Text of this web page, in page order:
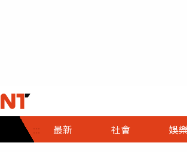
::: 最新 社會
社會首頁
時事
娛
娛樂首頁
即時
財經首頁
熱線
政